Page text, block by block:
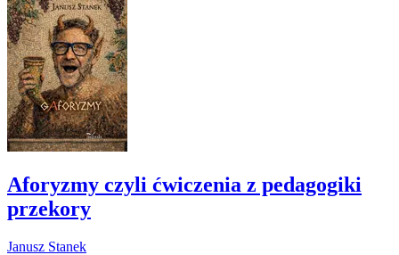
Aforyzmy czyli ćwiczenia z pedagogiki
przekory
Janusz Stanek